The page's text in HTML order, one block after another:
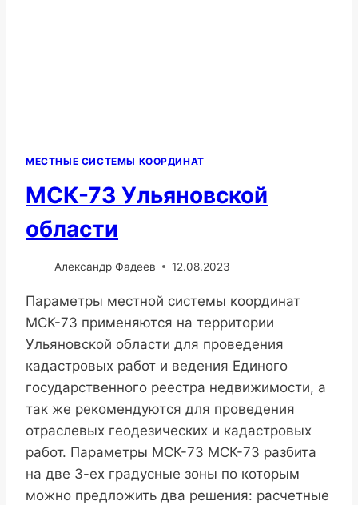
МЕСТНЫЕ СИСТЕМЫ КООРДИНАТ
МСК-73 Ульяновской
области
Александр Фадеев 12.08.2023
Параметры местной системы координат
МСК-73 применяются на территории
Ульяновской области для проведения
кадастровых работ и ведения Единого
государственного реестра недвижимости, а
так же рекомендуются для проведения
отраслевых геодезических и кадастровых
работ. Параметры МСК-73 МСК-73 разбита
на две 3-ех градусные зоны по которым
можно предложить два решения: расчетные